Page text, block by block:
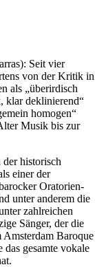
Seit vier
von der Kritik in
als „überirdisch
klar deklinierend“
homogen“
Musik bis zur
historisch
einer der
Oratorien-
unter anderem die
zahlreichen
Sänger, der die
Amsterdam Baroque
gesamte vokale